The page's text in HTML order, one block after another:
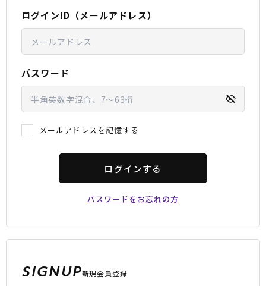
CONTENTS
特集一覧
RIDE LIFE MAGAZINE一
スタッフスナップ
店頭受取サービス
お問い合わせ
ニュース
ログインID（メールアドレス）
パスワード
メールアドレスを記憶する
ログインする
パスワードをお忘れの方
SIGNUP新規会員登録